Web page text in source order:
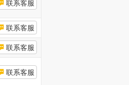
联系客服
联系客服
联系客服
联系客服